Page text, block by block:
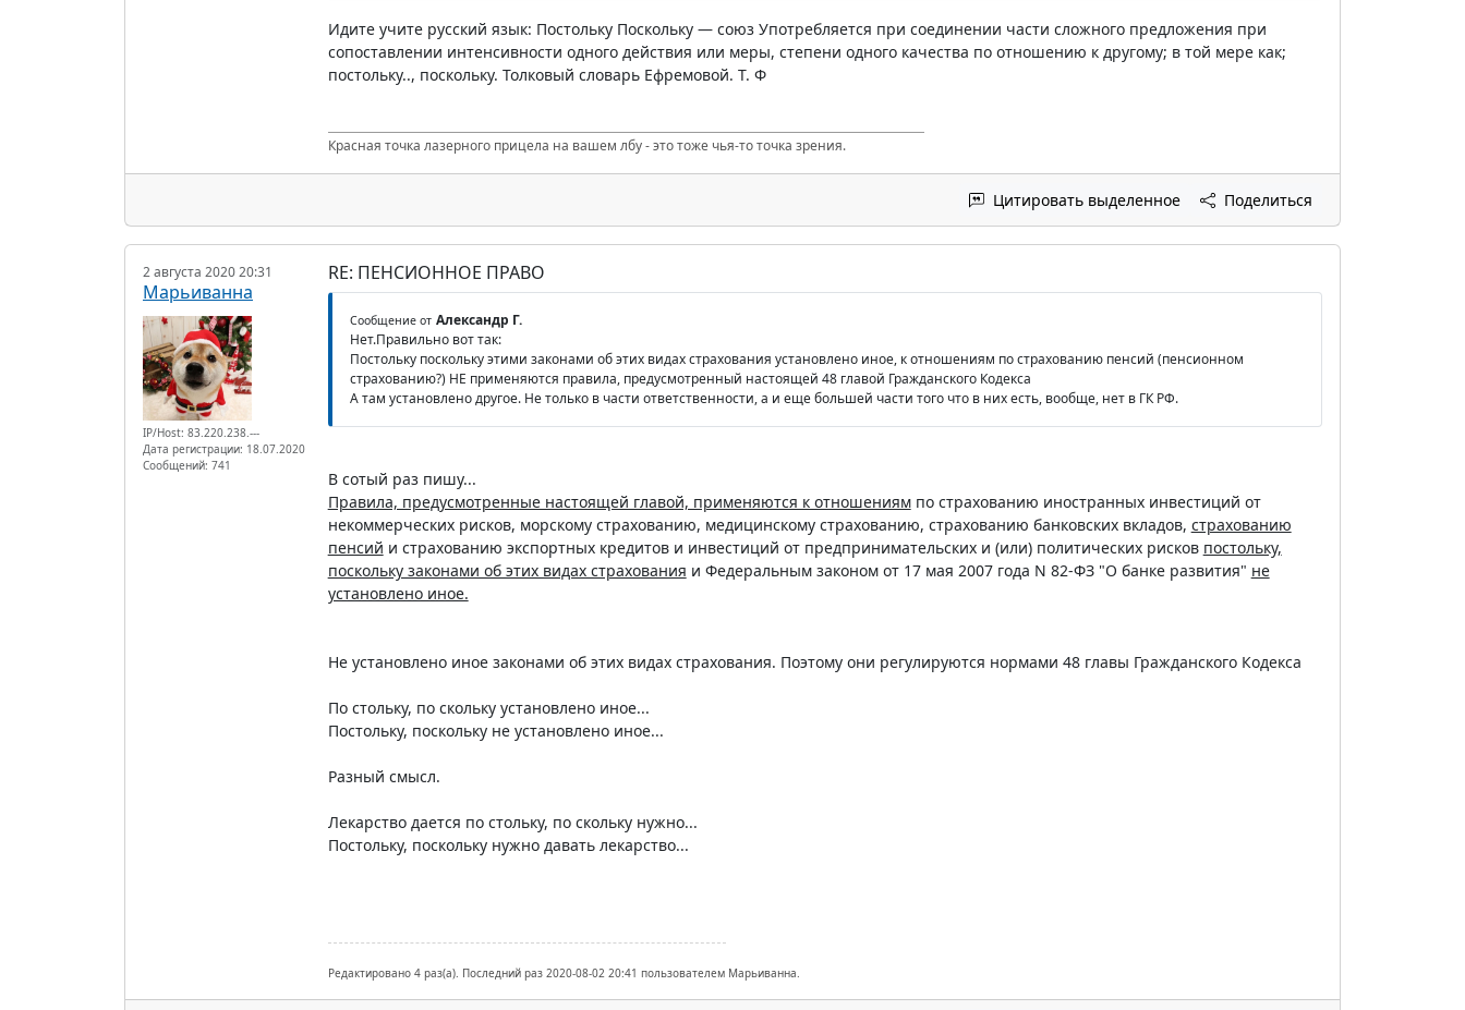
Идите учите русский язык: Постольку Поскольку — союз Употребляется при соединении части сложного предложения при
сопоставлении интенсивности одного действия или меры, степени одного качества по отношению к другому; в той мере как;
постольку.., поскольку. Толковый словарь Ефремовой. Т. Ф
Красная точка лазерного прицела на вашем лбу - это тоже чья-то точка зрения.
Цитировать выделенное Поделиться
2 августа 2020 20:31
Марьиванна
IP/Host: 83.220.238.---
Дата регистрации: 18.07.2020
Сообщений: 741
RE: ПЕНСИОННОЕ ПРАВО
Сообщение от Александр Г.
Нет.Правильно вот так:
Постольку поскольку этими законами об этих видах страхования установлено иное, к отношениям по страхованию пенсий (пенсионном
страхованию?) НЕ применяются правила, предусмотренный настоящей 48 главой Гражданского Кодекса
А там установлено другое. Не только в части ответственности, а и еще большей части того что в них есть, вообще, нет в ГК РФ.
В сотый раз пишу...
Правила, предусмотренные настоящей главой, применяются к отношениямпо страхованию иностранных инвестиций от
некоммерческих рисков, морскому страхованию, медицинскому страхованию, страхованию банковских вкладов, страхованию
пенсий и страхованию экспортных кредитов и инвестиций от предпринимательских и (или) политических рисков постольку,
поскольку законами об этих видах страхования и Федеральным законом от 17 мая 2007 года N 82-ФЗ "О банке развития" не
установлено иное.
Не установлено иное законами об этих видах страхования. Поэтому они регулируются нормами 48 главы Гражданского Кодекса
По стольку, по скольку установлено иное...
Постольку, поскольку не установлено иное...
Разный смысл.
Лекарство дается по стольку, по скольку нужно...
Постольку, поскольку нужно давать лекарство...
Редактировано 4 раз(а). Последний раз 2020-08-02 20:41 пользователем Марьиванна.